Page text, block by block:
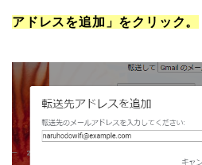
アドレスを追加」をクリック。